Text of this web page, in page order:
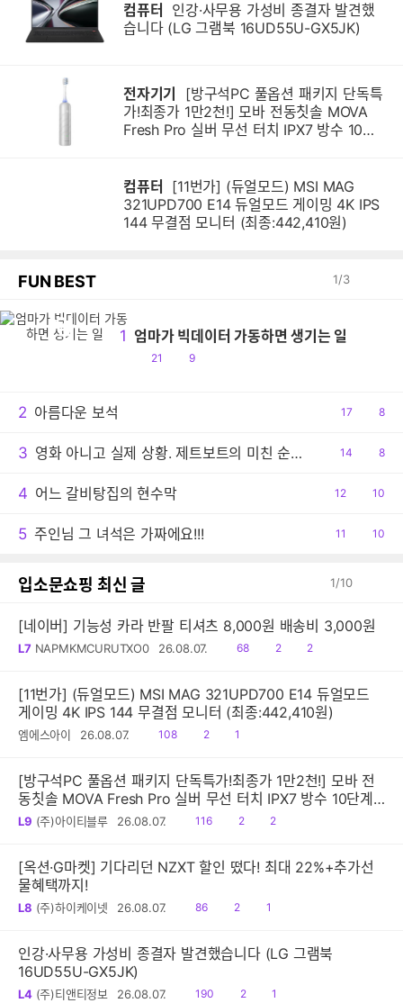
컴퓨터
습니다 (LG 그램북 16UD55U-GX5JK)
전자기기
가!최종가 1만2천!] 모바 전동칫솔 MOVA
Fresh Pro 실버 무선 터치 IPX7 방수 10단
컴퓨터
321UPD700 E14 듀얼모드 게이밍 4K IPS
144 무결점 모니터 (최종:442,410원)
FUN BEST 1/3
1 엄마가 빅데이터 가동하면 생기는 일
공
21
댓
9
엄
2 아름다운 보석
공
17
댓
8
3 영화 아니고 실제 상황. 제트보트의 미친 순발력
공
14
댓
8
4 어느 갈비탕집의 현수막
공
12
댓
10
5 주인님 그 녀석은 가짜에요!!!
공
11
댓
10
입소문쇼핑 최신 글 1/10
[네이버] 기능성 카라 반팔 티셔츠 8,000원 배송비 3,000원
L7 NAPMKMCURUTXO0 26.08.07.
읽
68
공
2
댓
2
[11번가] (듀얼모드) MSI MAG 321UPD700 E14 듀얼모드
게이밍 4K IPS 144 무결점 모니터 (최종:442,410원)
엠에스아이 26.08.07.
읽
108
공
2
댓1
[방구석PC 풀옵션 패키지 단독특가!최종가 1만2천!] 모바 전
동칫솔 MOVA Fresh Pro 실버 무선 터치 IPX7 방수 10단계
진동 음파 전동칫솔
L9 (주)아이티블루 26.08.07.
읽
116
공
2
댓
2
[옥션·G마켓] 기다리던 NZXT 할인 떴다! 최대 22%+추가선
물혜택까지!
L8 (주)하이케이넷 26.08.07.
읽
86
공
2
댓1
인강·사무용 가성비 종결자 발견했습니다 (LG 그램북
16UD55U-GX5JK)
L4 (주)티앤티정보 26.08.07.
읽
190
공
2
댓1